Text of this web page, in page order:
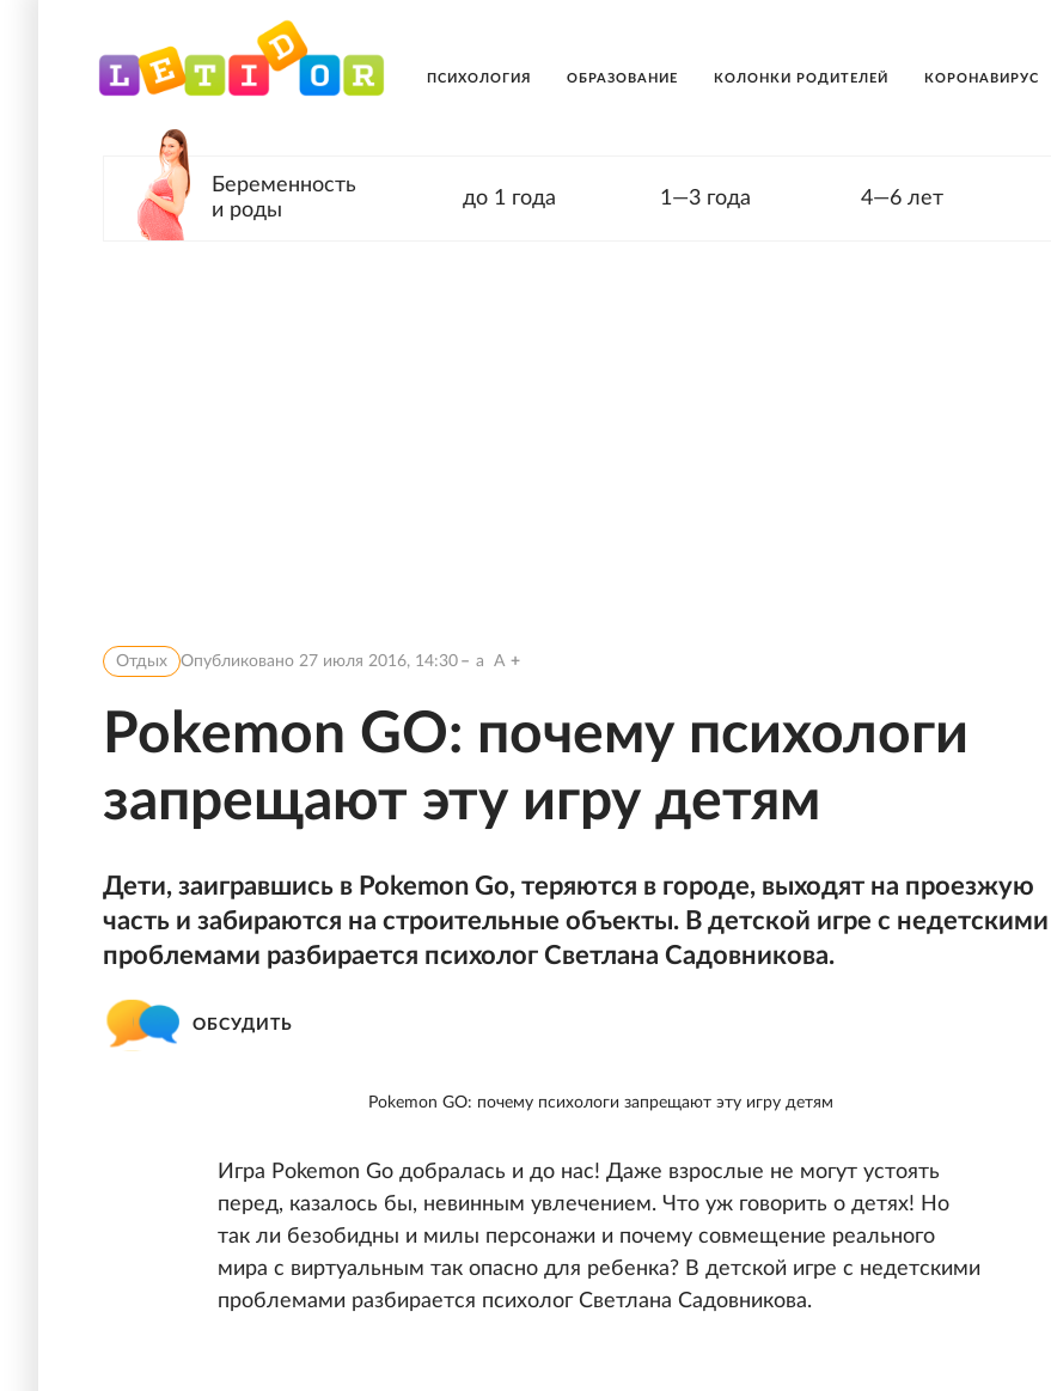
ПСИХОЛОГИЯ ОБРАЗОВАНИЕ КОЛОНКИ РОДИТЕЛЕЙ КОРОНАВИРУС
Беременность
и роды
до 1 года 1—3 года 4—6 лет
Отдых Опубликовано 27 июля 2016, 14:30 a A
Pokemon GO: почему психологи
запрещают эту игру детям
Дети, заигравшись в Pokemon Go, теряются в городе, выходят на проезжую
часть и забираются на строительные объекты. В детской игре с недетскими
проблемами разбирается психолог Светлана Садовникова.
ОБСУДИТЬ
Pokemon GO: почему психологи запрещают эту игру детям
Игра Pokemon Go добралась и до нас! Даже взрослые не могут устоять
перед, казалось бы, невинным увлечением. Что уж говорить о детях! Но
так ли безобидны и милы персонажи и почему совмещение реального
мира с виртуальным так опасно для ребенка? В детской игре с недетскими
проблемами разбирается психолог Светлана Садовникова.